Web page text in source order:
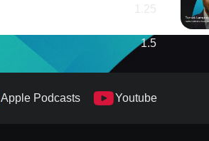
1.5
Apple Podcasts Youtube